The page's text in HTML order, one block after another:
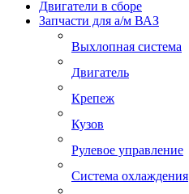
Двигатели в сборе
Запчасти для а/м ВАЗ
Выхлопная система
Двигатель
Крепеж
Кузов
Рулевое управление
Система охлаждения